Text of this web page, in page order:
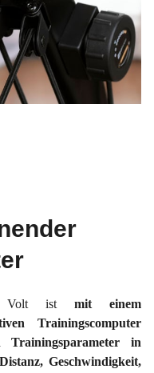
Volt ist mit einem
Trainingscomputer
Trainingsparameter in
Geschwindigkeit,